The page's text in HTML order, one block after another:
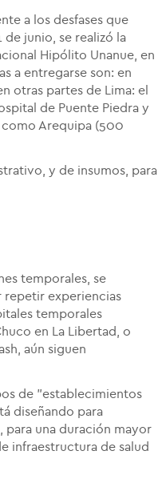
a los desfases que
junio, se realizó la
Hipólito Unanue, en
a entregarse son: en
otras partes de Lima: el
de Puente Piedra y
como Arequipa (500
y de insumos, para
temporales, se
repetir experiencias
temporales
en La Libertad, o
aún siguen
de "establecimientos
diseñando para
para una duración mayor
infraestructura de salud